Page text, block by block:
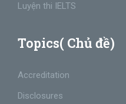
Luyện thi IELTS
Topics( Chủ đề)
Accreditation
Disclosures